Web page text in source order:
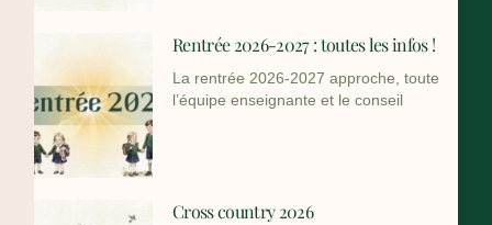
Rentrée 2026-2027 : toutes les infos !
La rentrée 2026-2027 approche, toute
l’équipe enseignante et le conseil
Cross country 2026